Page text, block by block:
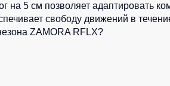
на 5 см позволяет адаптировать
свободу движений в
ZAMORA RFLX?